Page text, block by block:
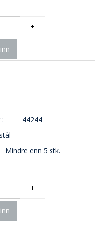
+
:
44244
Mindre enn 5 stk.
+